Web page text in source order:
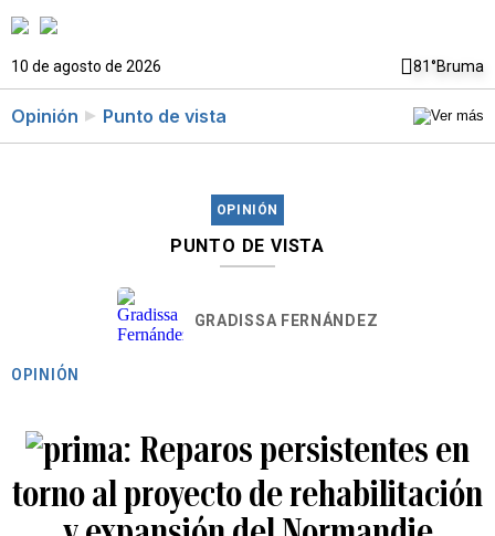
10 de agosto de 2026 81°Bruma
Opinión Punto de vista
OPINIÓN
PUNTO DE VISTA
GRADISSA FERNÁNDEZ
OPINIÓN
Reparos persistentes en
torno al proyecto de rehabilitación